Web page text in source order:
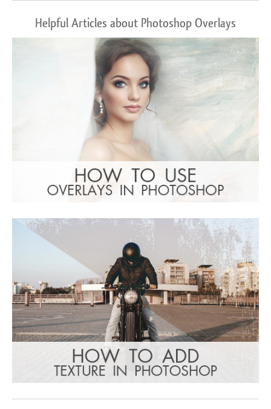
Helpful Articles about Photoshop Overlays